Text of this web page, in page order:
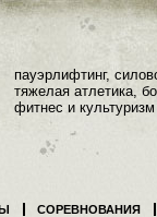
пауэрлифтинг,
тяжелая атлетика,
фитнес и культуризм
СОРЕВНОВАНИЯ